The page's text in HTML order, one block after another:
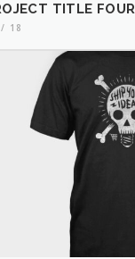
TITLE
18